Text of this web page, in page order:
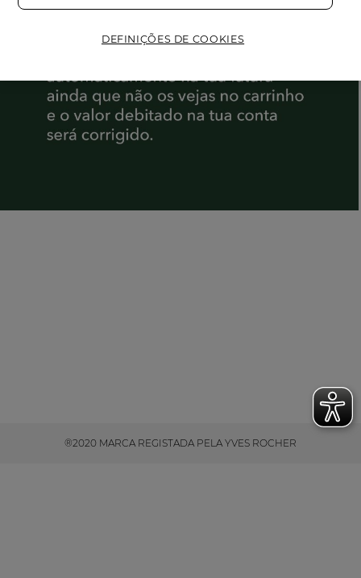
®2020 MARCA REGISTADA PELA YVES ROCHER
DEFINIÇÕES DE COOKIES